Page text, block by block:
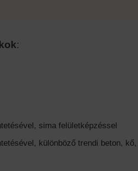
:
sima felületképzéssel
különböző trendi beton,